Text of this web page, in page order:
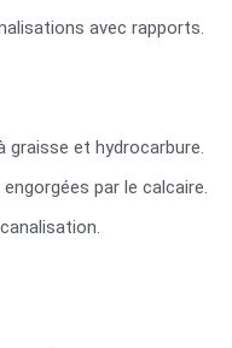
avec rapports.
et hydrocarbure.
par le calcaire.